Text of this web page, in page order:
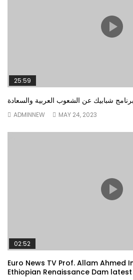
25:59
شبابيك عن الشعوب العربية والسعادة
ADMINNEW MAY 24, 2023
02:52
Euro News TV Prof. Allam Ahmed
Ethiopian Renaissance Dam